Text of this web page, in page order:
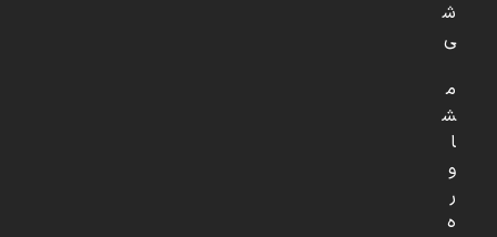
ش
ی
م
ش
ا
و
ر
ه